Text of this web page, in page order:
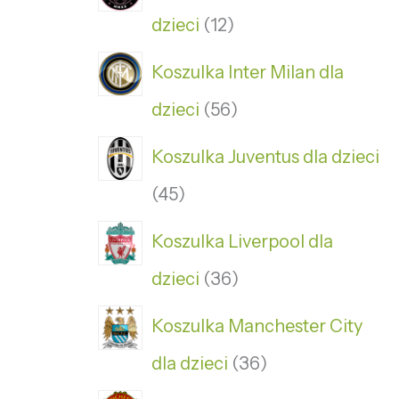
dzieci 12
Koszulka Inter Milan dla
dzieci 56
Koszulka Juventus dla dzieci
45
Koszulka Liverpool dla
dzieci 36
Koszulka Manchester City
dla dzieci 36